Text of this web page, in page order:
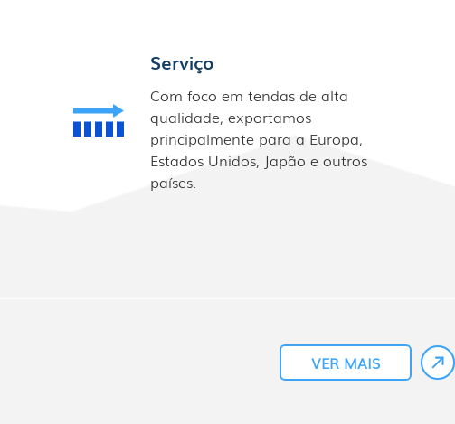
Serviço
Com foco em tendas de alta
qualidade, exportamos
principalmente para a Europa,
Estados Unidos, Japão e outros
países.
VER MAIS